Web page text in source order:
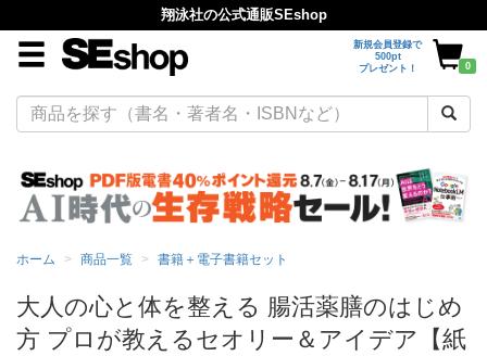
翔泳社の公式通販SEshop
新規会員登録で
500pt
プレゼント！
0
ホーム 商品一覧 書籍＋電子書籍セット
大人の心と体を整える 腸活薬膳のはじめ
方 プロが教えるセオリー＆アイデア【紙